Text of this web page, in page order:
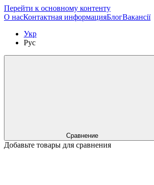
Перейти к основному контенту
О насКонтактная информацияБлогВакансії
Укр
Рус
Сравнение
Добавьте товары для сравнения